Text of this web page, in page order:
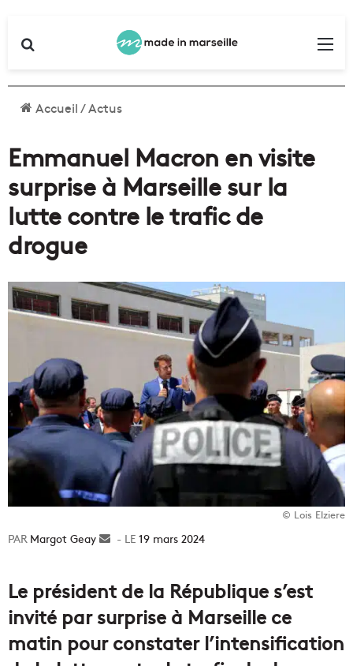
Accueil/Actus
Emmanuel Macron en visite
surprise à Marseille sur la
lutte contre le trafic de
drogue
© Lois Elziere
Margot Geay
Envoyer19 mars 2024
Le président de la République s’est
invité par surprise à Marseille ce
matin pour constater l’intensification